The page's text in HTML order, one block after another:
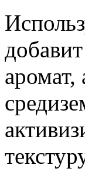
аромат,